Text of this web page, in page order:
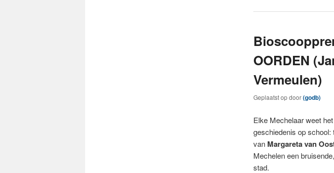
OORDEN
Vermeulen)
Geplaatst opdoor(godb)
Elke Mechelaar weet
geschiedenis op school:
van Margareta van
Mechelen een
stad.